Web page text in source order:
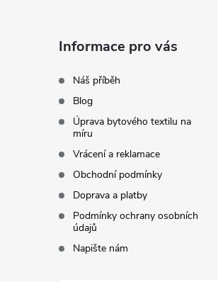
Informace pro vás
Náš příběh
Blog
Úprava bytového textilu na
míru
Vrácení a reklamace
Obchodní podmínky
Doprava a platby
Podmínky ochrany osobních
údajů
Napište nám